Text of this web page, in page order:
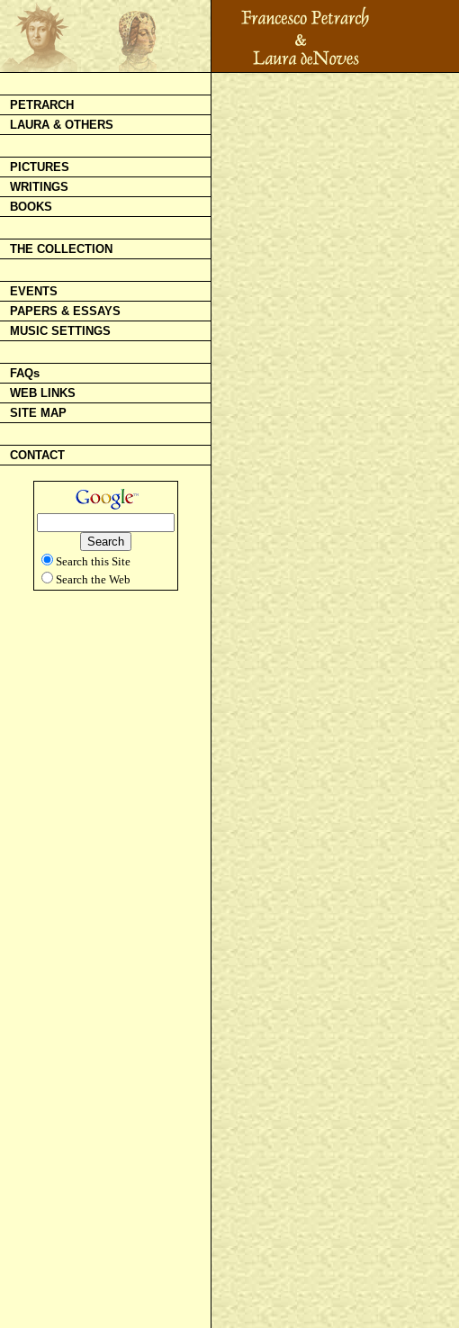
PETRARCH
LAURA & OTHERS
PICTURES
WRITINGS
BOOKS
THE COLLECTION
EVENTS
PAPERS & ESSAYS
MUSIC SETTINGS
FAQs
WEB LINKS
SITE MAP
CONTACT
Search this Site
Search the Web